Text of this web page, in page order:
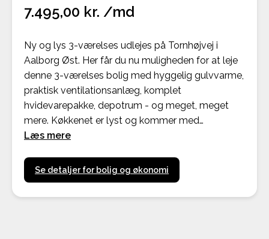
7.495,00 kr. /md
Ny og lys 3-værelses udlejes på Tornhøjvej i
Aalborg Øst. Her får du nu muligheden for at leje
denne 3-værelses bolig med hyggelig gulvvarme,
praktisk ventilationsanlæg, komplet
hvidevarepakke, depotrum - og meget, meget
mere. Køkkenet er lyst og kommer med…
Læs mere
Se detaljer for bolig og økonomi